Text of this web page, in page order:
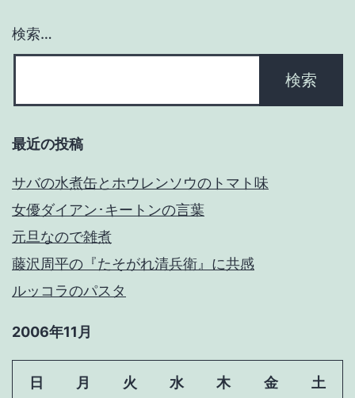
ン
検索…
最近の投稿
サバの水煮缶とホウレンソウのトマト味
女優ダイアン･キートンの言葉
元旦なので雑煮
藤沢周平の『たそがれ清兵衛』に共感
ルッコラのパスタ
2006年11月
日 月 火 水 木 金 土